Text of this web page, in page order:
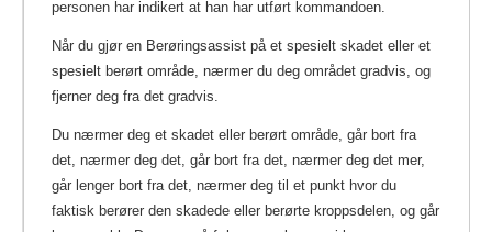
personen har indikert at han har utført kommandoen.
Når du gjør en Berøringsassist på et spesielt skadet eller et
spesielt berørt område, nærmer du deg området gradvis, og
fjerner deg fra det gradvis.
Du nærmer deg et skadet eller berørt område, går bort fra
det, nærmer deg det, går bort fra det, nærmer deg det mer,
går lenger bort fra det, nærmer deg til et punkt hvor du
faktisk berører den skadede eller berørte kroppsdelen, og går